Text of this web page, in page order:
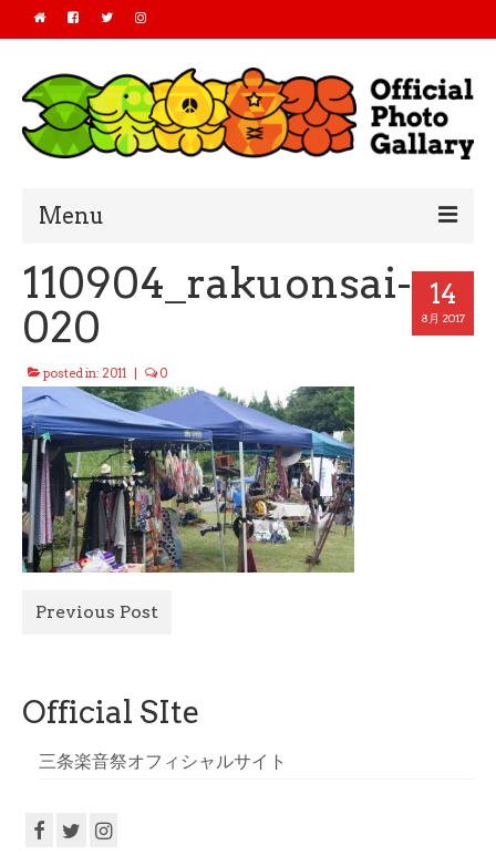
Menu
Home
2019
2018
2017
2016
All Photo
Official Site
14
8月 2017
110904_rakuonsai-
020
posted in: 2011 0
Previous Post
Official SIte
三条楽音祭オフィシャルサイト